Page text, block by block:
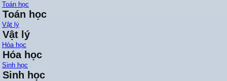
Toán học
Toán học
Vật lý
Vật lý
Hóa học
Hóa học
Sinh học
Sinh học